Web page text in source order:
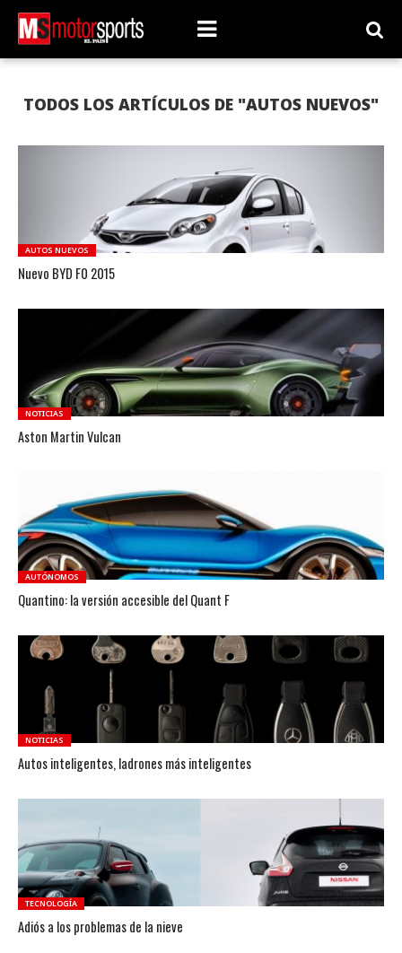
TODOS LOS ARTÍCULOS DE "AUTOS NUEVOS"
AUTOS NUEVOS
Nuevo BYD F0 2015
NOTICIAS
Aston Martin Vulcan
AUTÓNOMOS
Quantino: la versión accesible del Quant F
NOTICIAS
Autos inteligentes, ladrones más inteligentes
TECNOLOGÍA
Adiós a los problemas de la nieve